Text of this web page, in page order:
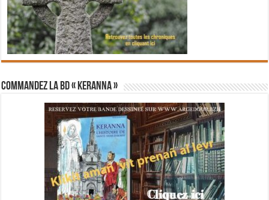
Commandez la BD « Keranna »